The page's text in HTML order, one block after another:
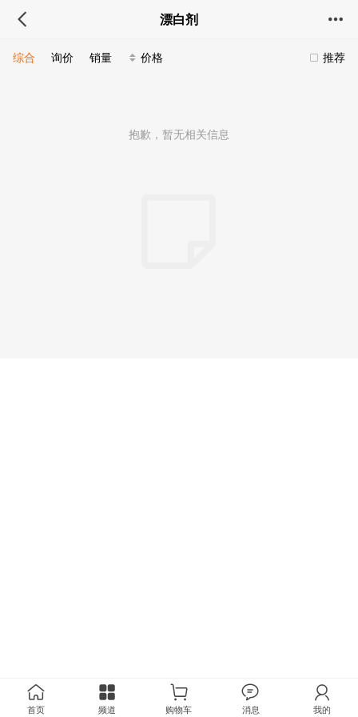
漂白剂
推荐
综合 询价 销量 价格
抱歉，暂无相关信息
首页 频道 购物车 消息 我的